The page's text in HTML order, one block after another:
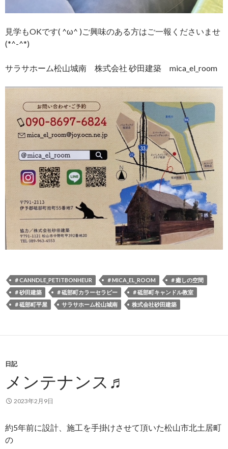
見学もOKです( ^ω^ )ご興味のある方はご一報くださいませ
(*^-^*)
サラサホーム松山城南 株式会社 砂田建築 mica_el_room
＃CANNDLE_PETITBONHEUR ＃MICA_EL_ROOM
＃癒しの空間
＃砂田建築
＃砥部町カラーセラピー
＃砥部町キャンドル教室
＃砥部町平屋
サラサホーム松山城南 株式会社砂田建築
日記
メンテナンス♬
2023年2月9日
約5年前に設計、施工を手掛けさせて頂いた松山市北土居町
の